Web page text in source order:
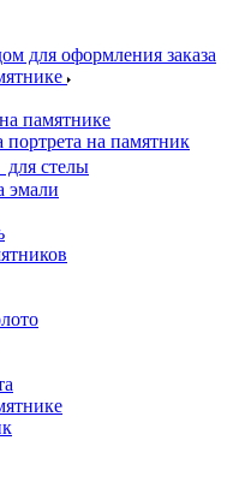
для оформления заказа
памятнике
портрета на памятник
стелы
эмали